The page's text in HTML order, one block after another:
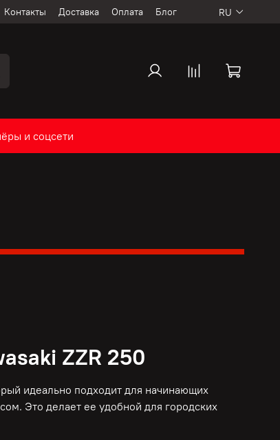
Контакты Доставка Оплата Блог RU
и соцсети
ZZR 250
идеально подходит для начинающих
Это делает ее удобной для городских